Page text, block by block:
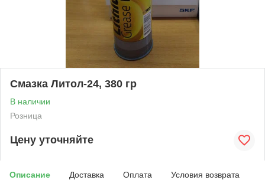
Смазка Литол-24, 380 гр
В наличии
Розница
Цену уточняйте
Описание Доставка Оплата Условия возврата